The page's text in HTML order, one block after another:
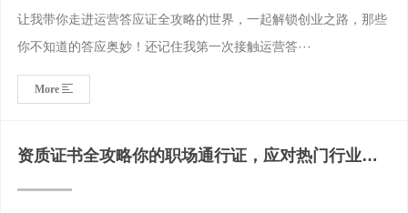
让我带你走进运营答应证全攻略的世界，一起解锁创业之路，那些
你不知道的答应奥妙！还记住我第一次接触运营答···
More
资质证书全攻略你的职场通行证，应对热门行业挑
战！